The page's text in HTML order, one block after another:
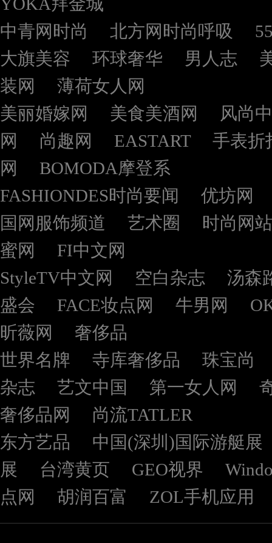
中青网时尚
北方网时尚呼吸
大旗美容
环球奢华 男人志
装网
薄荷女人网
美丽婚嫁网
美食美酒网
风尚
网
尚趣网 EASTART
手表折
网
BOMODA摩登系
FASHIONDES时尚要闻
优坊网
国网服饰频道
艺术圈
时尚网站
蜜网
FI中文网
StyleTV中文网
空白杂志
汤森
盛会
FACE妆点网 牛男网
昕薇网
奢侈品
世界名牌
寺库奢侈品
珠宝尚
杂志
艺文中国 第一女人网
奢侈品网
尚流TATLER
东方艺品
中国(深圳)国际游艇展
展
台湾黄页 GEO视界
点网
胡润百富 ZOL手机应用